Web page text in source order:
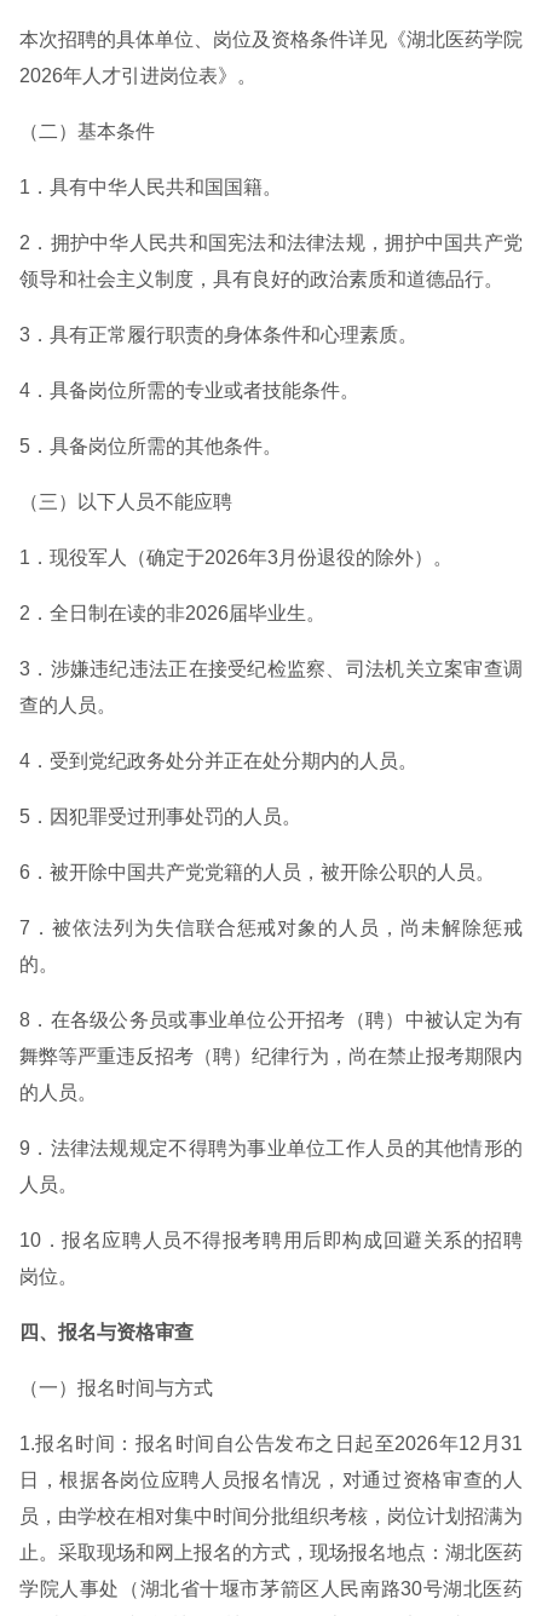
本次招聘的具体单位、岗位及资格条件详见《湖北医药学院
2026年人才引进岗位表》。
（二）基本条件
1．具有中华人民共和国国籍。
2．拥护中华人民共和国宪法和法律法规，拥护中国共产党
领导和社会主义制度，具有良好的政治素质和道德品行。
3．具有正常履行职责的身体条件和心理素质。
4．具备岗位所需的专业或者技能条件。
5．具备岗位所需的其他条件。
（三）以下人员不能应聘
1．现役军人（确定于2026年3月份退役的除外）。
2．全日制在读的非2026届毕业生。
3．涉嫌违纪违法正在接受纪检监察、司法机关立案审查调
查的人员。
4．受到党纪政务处分并正在处分期内的人员。
5．因犯罪受过刑事处罚的人员。
6．被开除中国共产党党籍的人员，被开除公职的人员。
7．被依法列为失信联合惩戒对象的人员，尚未解除惩戒
的。
8．在各级公务员或事业单位公开招考（聘）中被认定为有
舞弊等严重违反招考（聘）纪律行为，尚在禁止报考期限内
的人员。
9．法律法规规定不得聘为事业单位工作人员的其他情形的
人员。
10．报名应聘人员不得报考聘用后即构成回避关系的招聘
岗位。
四、报名与资格审查
（一）报名时间与方式
1.报名时间：报名时间自公告发布之日起至2026年12月31
日，根据各岗位应聘人员报名情况，对通过资格审查的人
员，由学校在相对集中时间分批组织考核，岗位计划招满为
止。采取现场和网上报名的方式，现场报名地点：湖北医药
学院人事处（湖北省十堰市茅箭区人民南路30号湖北医药